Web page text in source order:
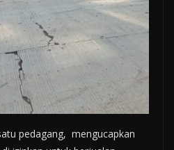
pedagang, mengucapkan